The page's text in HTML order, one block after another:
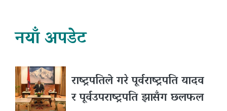
नयाँ अपडेट
राष्ट्रपतिले गरे पूर्वराष्ट्रपति यादव
र पूर्वउपराष्ट्रपति झासँग छलफल